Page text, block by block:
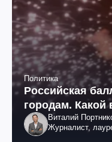
Политика
Российская
городам. Какой
Виталий
Журналист,